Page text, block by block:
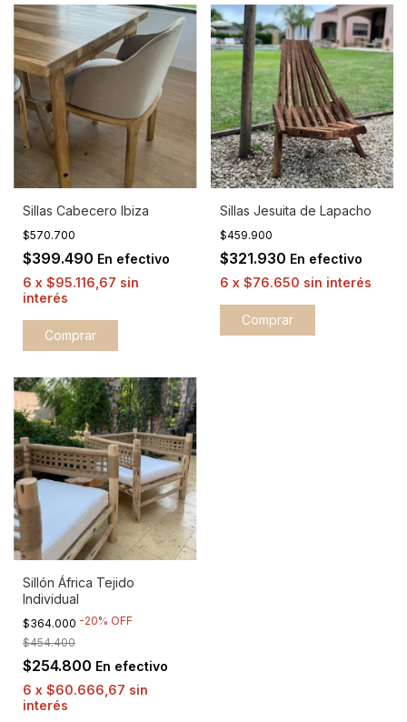
Sillas Cabecero Ibiza
$570.700
$399.490 En efectivo
6 x $95.116,67 sin
interés
Sillas Jesuita de Lapacho
$459.900
$321.930 En efectivo
6 x $76.650 sin interés
Comprar
Sillón África Tejido
Individual
$364.000 -20% OFF
$454.400
$254.800 En efectivo
6 x $60.666,67 sin
interés